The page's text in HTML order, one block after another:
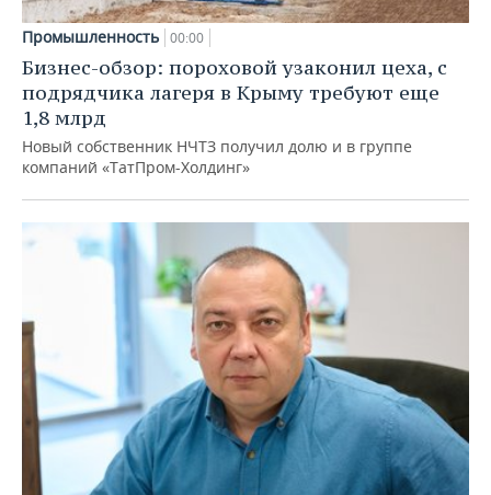
Промышленность 00:00
Бизнес-обзор: пороховой узаконил цеха, с
подрядчика лагеря в Крыму требуют еще
1,8 млрд
Новый собственник НЧТЗ получил долю и в группе
компаний «ТатПром-Холдинг»